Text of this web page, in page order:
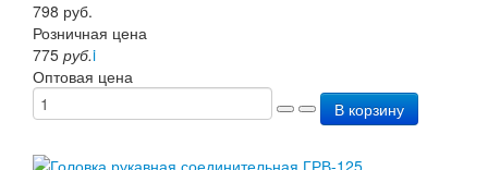
798 руб.
Розничная цена
775 руб.i
Оптовая цена
В корзину